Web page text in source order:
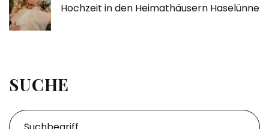
Hochzeit in den Heimathäusern Haselünne
SUCHE